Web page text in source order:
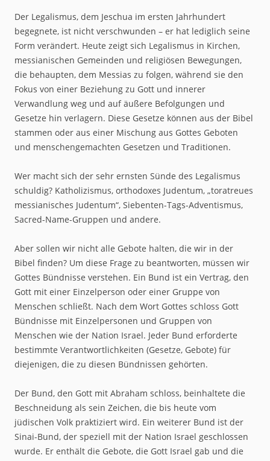
Der Legalismus, dem Jeschua im ersten Jahrhundert
begegnete, ist nicht verschwunden – er hat lediglich seine
Form verändert. Heute zeigt sich Legalismus in Kirchen,
messianischen Gemeinden und religiösen Bewegungen,
die behaupten, dem Messias zu folgen, während sie den
Fokus von einer Beziehung zu Gott und innerer
Verwandlung weg und auf äußere Befolgungen und
Gesetze hin verlagern. Diese Gesetze können aus der Bibel
stammen oder aus einer Mischung aus Gottes Geboten
und menschengemachten Gesetzen und Traditionen.
Wer macht sich der sehr ernsten Sünde des Legalismus
schuldig? Katholizismus, orthodoxes Judentum, „toratreues
messianisches Judentum“, Siebenten-Tags-Adventismus,
Sacred-Name-Gruppen und andere.
Aber sollen wir nicht alle Gebote halten, die wir in der
Bibel finden? Um diese Frage zu beantworten, müssen wir
Gottes Bündnisse verstehen. Ein Bund ist ein Vertrag, den
Gott mit einer Einzelperson oder einer Gruppe von
Menschen schließt. Nach dem Wort Gottes schloss Gott
Bündnisse mit Einzelpersonen und Gruppen von
Menschen wie der Nation Israel. Jeder Bund erforderte
bestimmte Verantwortlichkeiten (Gesetze, Gebote) für
diejenigen, die zu diesen Bündnissen gehörten.
Der Bund, den Gott mit Abraham schloss, beinhaltete die
Beschneidung als sein Zeichen, die bis heute vom
jüdischen Volk praktiziert wird. Ein weiterer Bund ist der
Sinai-Bund, der speziell mit der Nation Israel geschlossen
wurde. Er enthält die Gebote, die Gott Israel gab und die